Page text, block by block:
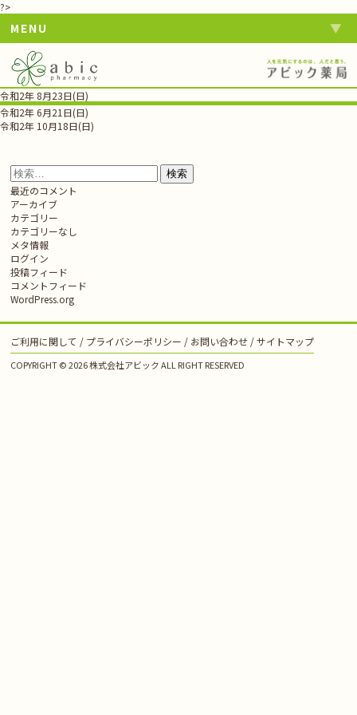
?>
MENU
令和2年 8月23日(日)
投
稿
令和2年 6月21日(日)
令和2年 10月18日(日)
検
索:
最近のコメント
アーカイブ
カテゴリー
カテゴリーなし
メタ情報
ログイン
投稿フィード
コメントフィード
WordPress.org
ご利用に関して プライバシーポリシー お問い合わせ サイトマップ
COPYRIGHT © 2026 株式会社アビック ALL RIGHT RESERVED